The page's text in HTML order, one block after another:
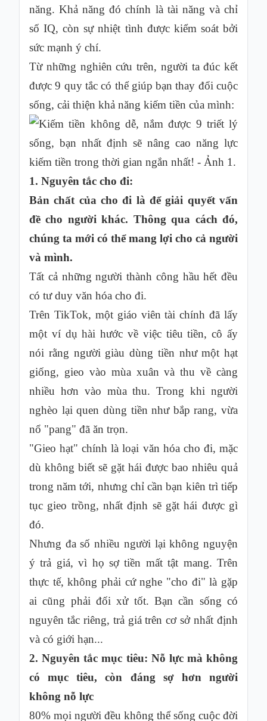
năng. Khả năng đó chính là tài năng và chỉ
số IQ, còn sự nhiệt tình được kiểm soát bởi
sức mạnh ý chí.
Từ những nghiên cứu trên, người ta đúc kết
được 9 quy tắc có thể giúp bạn thay đổi cuộc
sống, cải thiện khả năng kiếm tiền của mình:
1. Nguyên tắc cho đi:
Bản chất của cho đi là để giải quyết vấn
đề cho người khác. Thông qua cách đó,
chúng ta mới có thể mang lợi cho cả người
và mình.
Tất cả những người thành công hầu hết đều
có tư duy văn hóa cho đi.
Trên TikTok, một giáo viên tài chính đã lấy
một ví dụ hài hước về việc tiêu tiền, cô ấy
nói rằng người giàu dùng tiền như một hạt
giống, gieo vào mùa xuân và thu về càng
nhiều hơn vào mùa thu. Trong khi người
nghèo lại quen dùng tiền như bắp rang, vừa
nổ "pang" đã ăn trọn.
"Gieo hạt" chính là loại văn hóa cho đi, mặc
dù không biết sẽ gặt hái được bao nhiêu quả
trong năm tới, nhưng chỉ cần bạn kiên trì tiếp
tục gieo trồng, nhất định sẽ gặt hái được gì
đó.
Nhưng đa số nhiều người lại không nguyện
ý trả giá, vì họ sợ tiền mất tật mang. Trên
thực tế, không phải cứ nghe "cho đi" là gặp
ai cũng phải đối xử tốt. Bạn cần sống có
nguyên tắc riêng, trả giá trên cơ sở nhất định
và có giới hạn...
2. Nguyên tắc mục tiêu: Nỗ lực mà không
có mục tiêu, còn đáng sợ hơn người
không nỗ lực
80% mọi người đều không thể sống cuộc đời